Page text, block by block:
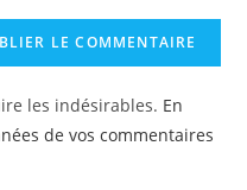
les indésirables. En
de vos commentaires